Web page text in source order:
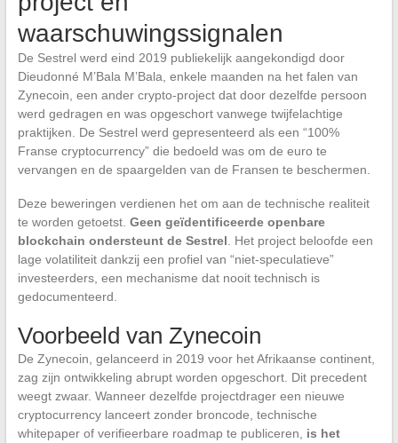
waarschuwingssignalen
De Sestrel werd eind 2019 publiekelijk aangekondigd door
Dieudonné M’Bala M’Bala, enkele maanden na het falen van
Zynecoin, een ander crypto-project dat door dezelfde persoon
werd gedragen en was opgeschort vanwege twijfelachtige
praktijken. De Sestrel werd gepresenteerd als een “100%
Franse cryptocurrency” die bedoeld was om de euro te
vervangen en de spaargelden van de Fransen te beschermen.
Deze beweringen verdienen het om aan de technische realiteit
te worden getoetst. Geen geïdentificeerde openbare
blockchain ondersteunt de Sestrel . Het project beloofde een
lage volatiliteit dankzij een profiel van “niet-speculatieve”
investeerders, een mechanisme dat nooit technisch is
gedocumenteerd.
Voorbeeld van Zynecoin
De Zynecoin, gelanceerd in 2019 voor het Afrikaanse continent,
zag zijn ontwikkeling abrupt worden opgeschort. Dit precedent
weegt zwaar. Wanneer dezelfde projectdrager een nieuwe
cryptocurrency lanceert zonder broncode, technische
whitepaper of verifieerbare roadmap te publiceren, is het